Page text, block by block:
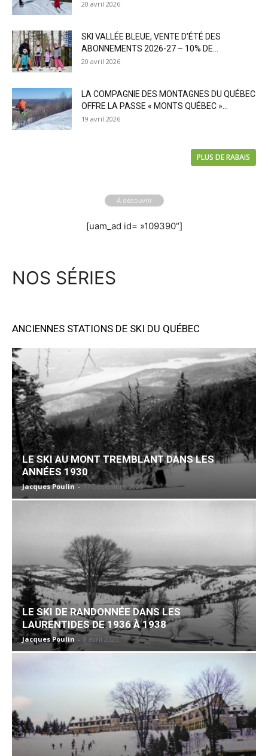
20 avril 2026
SKI VALLÉE BLEUE, VENTE D’ÉTÉ DES
ABONNEMENTS 2026-27 – 10% DE...
20 avril 2026
LA COMPAGNIE DES MONTAGNES DU QUÉBEC
OFFRE LA PASSE « MONTS QUÉBEC »...
19 avril 2026
PLUS DE RABAIS
À découvrir
[uam_ad id= »109390″]
NOS SÉRIES
ANCIENNES STATIONS DE SKI DU QUÉBEC
LE SKI AU MONT TREMBLANT DANS LES
ANNÉES 1930
Jacques Poulin - 17 Décembre 2025
LE SKI DE RANDONNÉE DANS LES
LAURENTIDES DE 1936 À 1938
Jacques Poulin - 8 avril 2025